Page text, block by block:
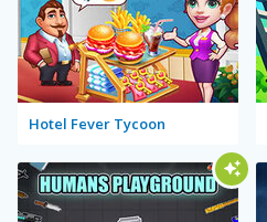
Hotel Fever Tycoon